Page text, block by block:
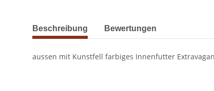
Beschreibung Bewertungen
aussen mit Kunstfell farbiges Innenfutter